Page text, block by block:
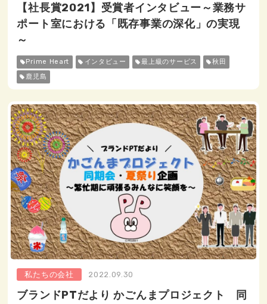
【社長賞2021】受賞者インタビュー～業務サ
ポート室における「既存事業の深化」の実現
～
Prime Heart インタビュー 最上級のサービス
秋田
鹿児島
私たちの会社 2022.09.30
ブランドPTだより かごんまプロジェクト 同